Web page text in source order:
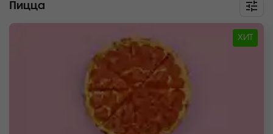
Пицца
ХИТ